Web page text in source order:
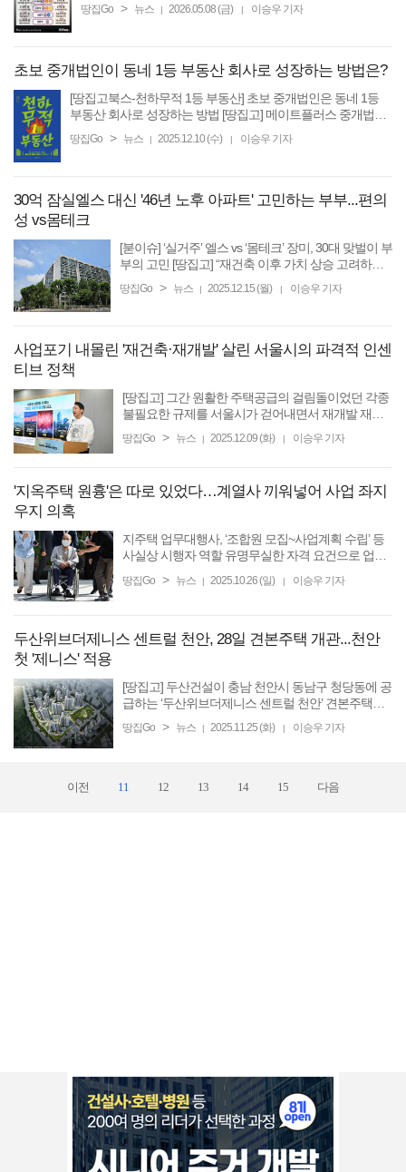
가 되고 있다. 노선 개통 전후로 시세 변화를 ...
땅집Go > 뉴스 | 2026.05.08 (금) | 이승우 기자
초보 중개법인이 동네 1등 부동산 회사로 성장하는 방법은?
[땅집고북스-천하무적 1등 부동산] 초보 중개법인은 동네 1등
부동산 회사로 성장하는 방법 [땅집고] 메이트플러스 중개법인
사장으로 성장하려는 이들을 위한 ...
땅집Go > 뉴스 | 2025.12.10 (수) | 이승우 기자
30억 잠실엘스 대신 '46년 노후 아파트' 고민하는 부부...편의
성 vs몸테크
[붇이슈] ‘실거주’ 엘스 vs ‘몸테크’ 장미, 30대 맞벌이 부
부의 고민 [땅집고] “재건축 이후 가치 상승 고려하면
하려면 차라리 압구정이나 반포로 가라” ...
땅집Go > 뉴스 | 2025.12.15 (월) | 이승우 기자
사업포기 내몰린 '재건축·재개발' 살린 서울시의 파격적 인센
티브 정책
[땅집고] 그간 원활한 주택공급의 걸림돌이었던 각종
불필요한 규제를 서울시가 걷어내면서 재개발 재건
서울시는 올해 초 시정 화두로 ‘규제철폐’를 제시한 후
땅집Go > 뉴스 | 2025.12.09 (화) | 이승우 기자
'지옥주택 원흉'은 따로 있었다…계열사 끼워넣어 사업 좌지
우지 의혹
지주택 업무대행사, ‘조합원 모집~사업계획 수립’ 등
사실상 시행자 역할 유명무실한 자격 요건으로 업무
대행사, 2021년 설립…“조합 통제 강화 수단” 지적도
땅집Go > 뉴스 | 2025.10.26 (일) | 이승우 기자
두산위브더제니스 센트럴 천안, 28일 견본주택 개관...천안
첫 '제니스' 적용
[땅집고] 두산건설이 충남 천안시 동남구 청당동에 공
급하는 ‘두산위브더제니스 센트럴 천안’ 견본주택이
지 일원에 들어서는 이 단지는 지하 2층~지상 29층,
땅집Go > 뉴스 | 2025.11.25 (화) | 이승우 기자
이전 11 12 13 14 15 다음